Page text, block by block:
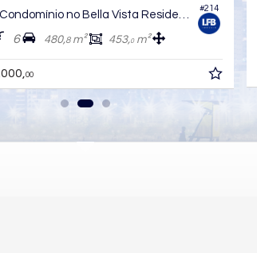
#214
6 480,8m² 453,0m²
00